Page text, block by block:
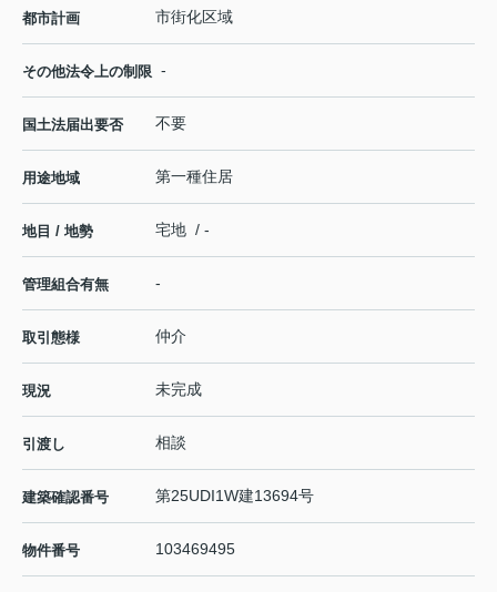
都市計画 市街化区域
その他法令上の制限 -
国土法届出要否 不要
用途地域 第一種住居
地目 / 地勢 宅地 / -
管理組合有無 -
取引態様 仲介
現況 未完成
引渡し 相談
建築確認番号 第25UDI1W建13694号
物件番号 103469495